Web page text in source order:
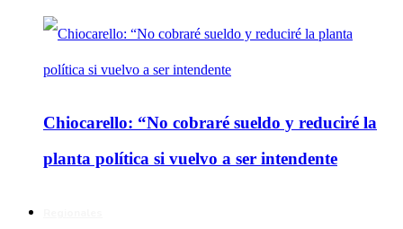
Chiocarello: “No cobraré sueldo y reduciré la
planta política si vuelvo a ser intendente